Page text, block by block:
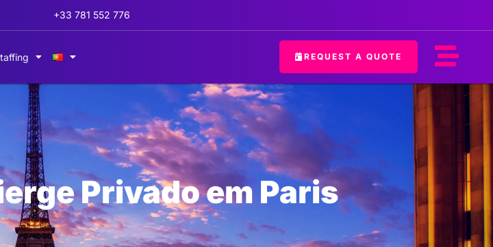
+33 781 552 776
REQUEST A QUOTE
Privado em Paris